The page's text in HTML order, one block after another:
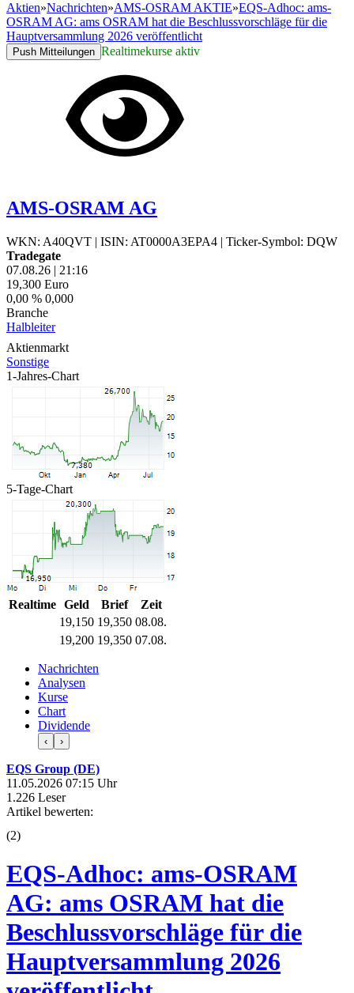
Aktien»Nachrichten»AMS-OSRAM AKTIE»EQS-Adhoc: ams-
OSRAM AG: ams OSRAM hat die Beschlussvorschläge für die
Hauptversammlung 2026 veröffentlicht
Push Mitteilungen Realtimekurse aktiv
AMS-OSRAM AG
WKN: A40QVT | ISIN: AT0000A3EPA4 | Ticker-Symbol: DQW
Tradegate
07.08.26 | 21:16
19,300 Euro
0,00 % 0,000
Branche
Halbleiter
Aktienmarkt
Sonstige
1-Jahres-Chart
5-Tage-Chart
Realtime Geld Brief
Zeit
19,150 19,350 08.08.
19,200 19,350 07.08.
Nachrichten
Analysen
Kurse
Chart
Dividende
‹ ›
EQS Group (DE)
11.05.2026 07:15 Uhr
1.226 Leser
Artikel bewerten:
(2)
EQS-Adhoc: ams-OSRAM
AG: ams OSRAM hat die
Beschlussvorschläge für die
Hauptversammlung 2026